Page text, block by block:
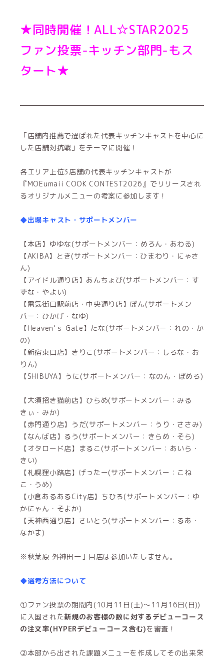
★同時開催！ALL☆STAR2025
ファン投票-キッチン部門-もス
タート★
「店舗内推薦で選ばれた代表キッチンキャストを中心に
した店舗対抗戦」をテーマに開催！
各エリア上位3店舗の代表キッチンキャストが
『MOEumaii COOK CONTEST2026』でリリースされ
るオリジナルメニューの考案に参加します！
◆出場キャスト・サポートメンバー
【本店】ゆゆな(サポートメンバー：めろん・あわる)
【AKIBA】とき(サポートメンバー：ひまわり・にゃさ
ん)
【アイドル通り店】あんちょび(サポートメンバー：す
ずな・やよい)
【電気街口駅前店・中央通り店】ぽん(サポートメン
バー：ひかげ・なゆ)
【Heaven’ｓ Gate】たな(サポートメンバー：れの・か
の)
【新宿東口店】きりこ(サポートメンバー：しろな・お
りん)
【SHIBUYA】うに(サポートメンバー：なのん・ぽめろ)
【大須招き猫前店】ひらめ(サポートメンバー：みる
きぃ・みか)
【赤門通り店】うだ(サポートメンバー：うり・ささみ)
【なんば店】るう(サポートメンバー：きらめ・そら)
【オタロード店】まるこ(サポートメンバー：あいら・
きい)
【札幌狸小路店】げったー(サポートメンバー：こね
こ・うめ)
【小倉あるあるCity店】ちひろ(サポートメンバー：ゆ
かにゃん・そよか)
【天神西通り店】さいとう(サポートメンバー：るあ・
なかま)
※秋葉原 外神田一丁目店は参加いたしません。
◆選考方法について
①ファン投票の期間内(10月11日(土)～11月16日(日))
に入国された新規のお客様の数に対するデビューコース
の注文率(HYPERデビューコース含む)を審査！
②本部から出された課題メニューを作成してその出来栄